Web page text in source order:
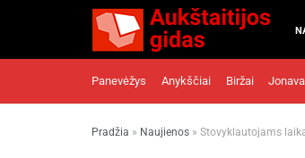
Panevėžys Anykščiai Biržai Jonava
Pradžia » Naujienos » Stovyklautojams